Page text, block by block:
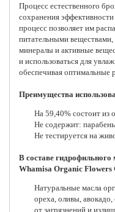
Процесс естественного
сохранения
процесс позволяет им
питательными
минералы и активные
и использоваться для
обеспечивая оптимальные
Преимущества
На 59,40% состоит из
Не содержит:
Не тестируется на
В составе
Whamisa Organic Flowers
Натуральные масла
ореха, оливы,
от загрязнений и